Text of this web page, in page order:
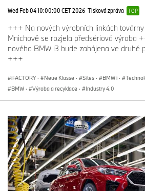
Wed Feb 04 10:00:00 CET 2026 Tisková zpráva TOP
+++ Na nových výrobních linkách
Mnichově se rozjela předsériová výroba
nového BMW i3 bude zahájena ve druhé
+++
iFACTORY · Neue Klasse · Sites · BMW i ·
BMW · Výroba a recyklace · Industry 4.0